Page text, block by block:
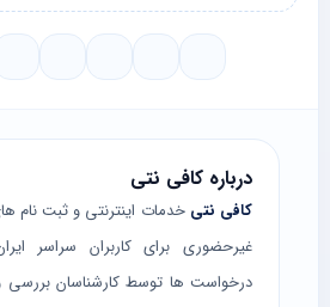
درباره کافی نتی
کافی نتی خدمات اینترنتی و ثبت نام
غیرحضوری برای کاربران سراسر
درخواست ها توسط کارشناسان بررسی